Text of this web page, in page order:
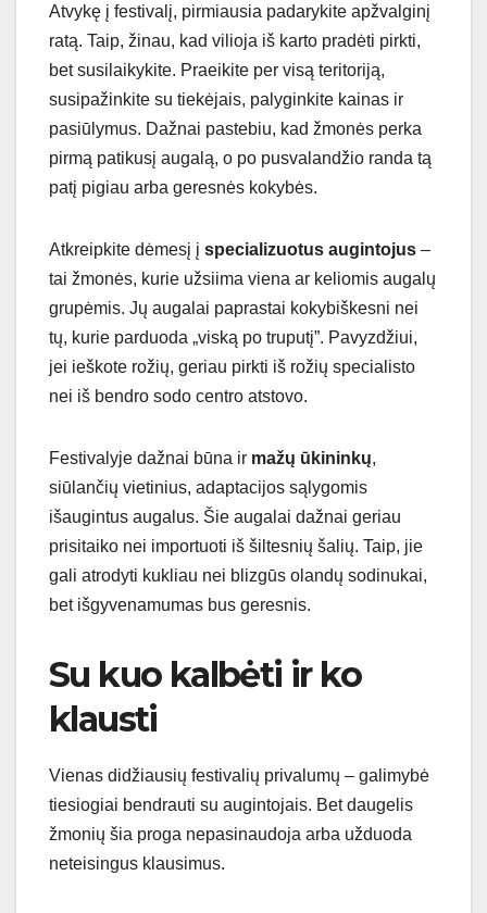
Atvykę į festivalį, pirmiausia padarykite apžvalginį
ratą. Taip, žinau, kad vilioja iš karto pradėti pirkti,
bet susilaikykite. Praeikite per visą teritoriją,
susipažinkite su tiekėjais, palyginkite kainas ir
pasiūlymus. Dažnai pastebiu, kad žmonės perka
pirmą patikusį augalą, o po pusvalandžio randa tą
patį pigiau arba geresnės kokybės.
Atkreipkite dėmesį į specializuotus augintojus –
tai žmonės, kurie užsiima viena ar keliomis augalų
grupėmis. Jų augalai paprastai kokybiškesni nei
tų, kurie parduoda „viską po truputį”. Pavyzdžiui,
jei ieškote rožių, geriau pirkti iš rožių specialisto
nei iš bendro sodo centro atstovo.
Festivalyje dažnai būna ir mažų ūkininkų,
siūlančių vietinius, adaptacijos sąlygomis
išaugintus augalus. Šie augalai dažnai geriau
prisitaiko nei importuoti iš šiltesnių šalių. Taip, jie
gali atrodyti kukliau nei blizgūs olandų sodinukai,
bet išgyvenamumas bus geresnis.
Su kuo kalbėti ir ko
klausti
Vienas didžiausių festivalių privalumų – galimybė
tiesiogiai bendrauti su augintojais. Bet daugelis
žmonių šia proga nepasinaudoja arba užduoda
neteisingus klausimus.